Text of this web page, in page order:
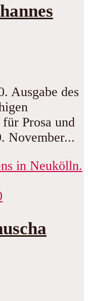
Ausgabe des
Prosa und
November...